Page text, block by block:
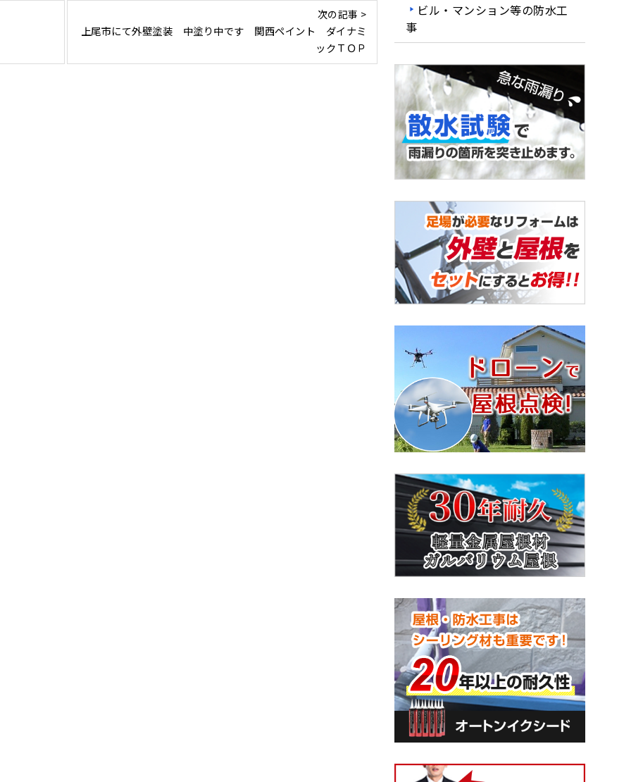
次の記事 >
上尾市にて外壁塗装 中塗り中です 関西ペイント ダイナミ
ックＴＯＰ
ビル・マンション等の防水工
事